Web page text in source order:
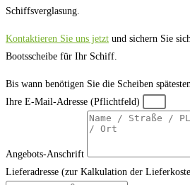
Schiffsverglasung.
Kontaktieren Sie uns jetzt und sichern Sie
Bootsscheibe für Ihr Schiff.
Bis wann benötigen Sie die Scheiben
Ihre E-Mail-Adresse (Pflichtfeld)
Angebots-Anschrift
Lieferadresse (zur Kalkulation der